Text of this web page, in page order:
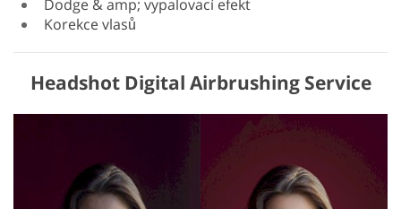
Dodge & amp; vypalovací efekt
Korekce vlasů
Headshot Digital Airbrushing Service